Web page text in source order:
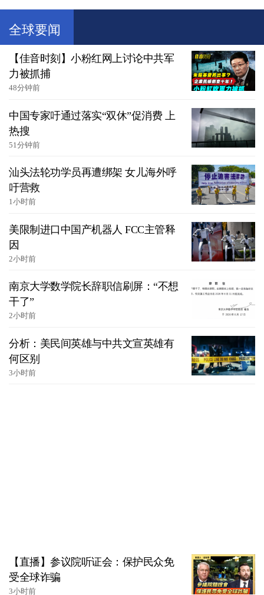
全球要闻
【佳音时刻】小粉红网上讨论中共军
力被抓捕
48分钟前
中国专家吁通过落实“双休”促消费 上
热搜
51分钟前
汕头法轮功学员再遭绑架 女儿海外呼
吁营救
1小时前
美限制进口中国产机器人 FCC主管释
因
2小时前
南京大学数学院长辞职信刷屏：“不想
干了”
2小时前
分析：美民间英雄与中共文宣英雄有
何区别
3小时前
【直播】参议院听证会：保护民众免
受全球诈骗
3小时前